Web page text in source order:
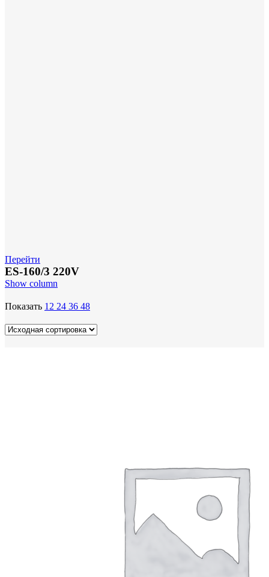
Перейти
ES-160/3 220V
Show column
Показать 12 24 36 48